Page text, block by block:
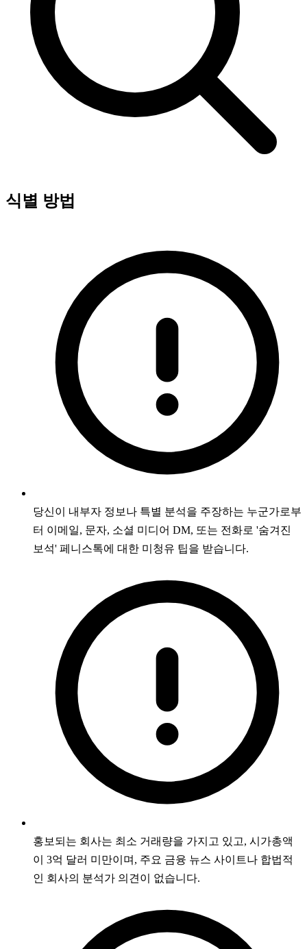
식별 방법
당신이 내부자 정보나 특별 분석을 주장하는 누군가로부
터 이메일, 문자, 소셜 미디어 DM, 또는 전화로 '숨겨진
보석' 페니스톡에 대한 미청유 팁을 받습니다.
홍보되는 회사는 최소 거래량을 가지고 있고, 시가총액
이 3억 달러 미만이며, 주요 금융 뉴스 사이트나 합법적
인 회사의 분석가 의견이 없습니다.